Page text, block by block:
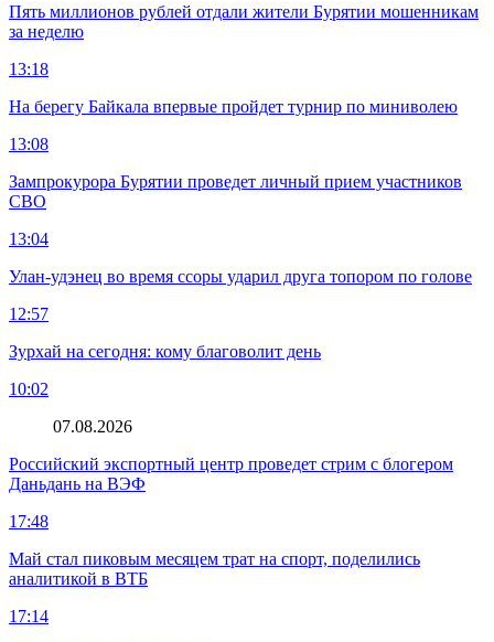
Пять миллионов рублей отдали жители Бурятии мошенникам
за неделю
13:18
На берегу Байкала впервые пройдет турнир по миниволею
13:08
Зампрокурора Бурятии проведет личный прием участников
СВО
13:04
Улан-удэнец во время ссоры ударил друга топором по голове
12:57
Зурхай на сегодня: кому благоволит день
10:02
07.08.2026
Российский экспортный центр проведет стрим с блогером
Даньдань на ВЭФ
17:48
Май стал пиковым месяцем трат на спорт, поделились
аналитикой в ВТБ
17:14